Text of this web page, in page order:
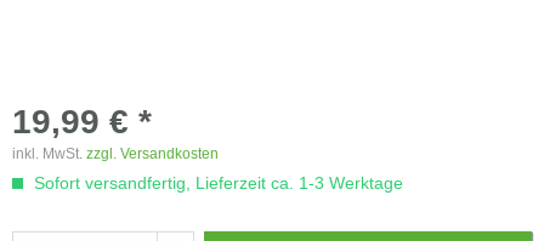
19,99 € *
inkl. MwSt. zzgl. Versandkosten
Sofort versandfertig, Lieferzeit ca. 1-3 Werktage